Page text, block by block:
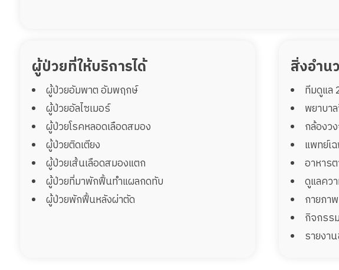
ผู้ป่วยที่ให้บริการได้
ผู้ป่วยอัมพาต อัมพฤกษ์
ผู้ป่วยอัลไซเมอร์
ผู้ป่วยโรคหลอดเลือดสมอง
ผู้ป่วยติดเตียง
ผู้ป่วยเส้นเลือดสมองแตก
ผู้ป่วยที่มาพักฟื้นทำแผลกดทับ
ผู้ป่วยพักฟื้นหลังผ่าตัด
สิ่งอำน
ทีมดูแล
พยาบา
กล้องว
แพทย์เ
อาหาร
ดูแลคว
กายภา
กิจกรร
รายงา